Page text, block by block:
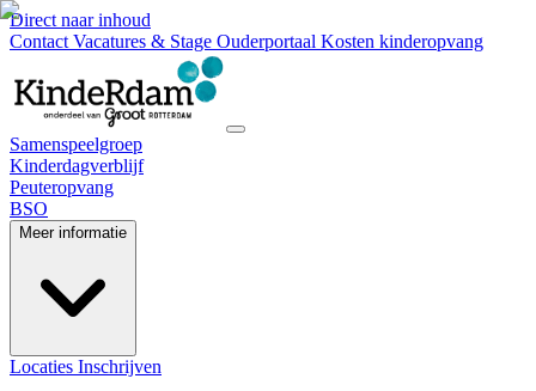
Direct naar inhoud
Contact Vacatures & Stage Ouderportaal Kosten kinderopvang
Samenspeelgroep
Kinderdagverblijf
Peuteropvang
BSO
Meer informatie
Locaties Inschrijven